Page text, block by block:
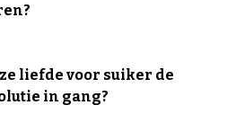
liefde voor suiker de
in gang?